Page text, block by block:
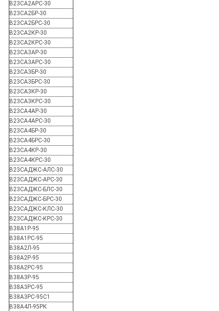
В23СА2АРС-30
В23СА2БР-30
В23СА2БРС-30
В23СА2КР-30
В23СА2КРС-30
В23СА3АР-30
В23СА3АРС-30
В23СА3БР-30
В23СА3БРС-30
В23СА3КР-30
В23СА3КРС-30
В23СА4АР-30
В23СА4АРС-30
В23СА4БР-30
В23СА4БРС-30
В23СА4КР-30
В23СА4КРС-30
В23САДЖС-АЛС-30
В23САДЖС-АРС-30
В23САДЖС-БЛС-30
В23САДЖС-БРС-30
В23САДЖС-КЛС-30
В23САДЖС-КРС-30
В38А1Р-95
В38А1РС-95
В38А2Л-95
В38А2Р-95
В38А2РС-95
В38А3Р-95
В38А3РС-95
В38А3РС-95С1
В38А4Л-95РК